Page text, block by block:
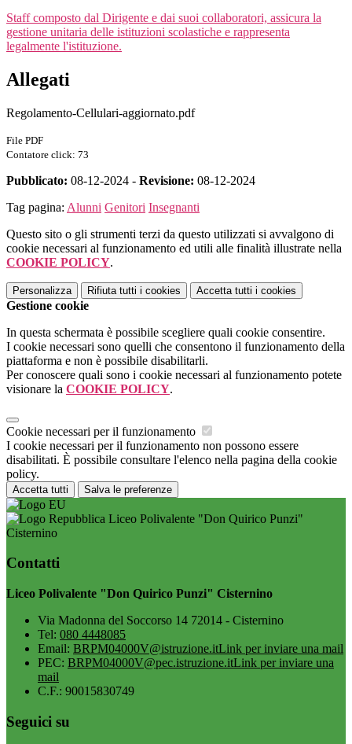
Staff composto dal Dirigente e dai suoi collaboratori, assicura la
gestione unitaria delle istituzioni scolastiche e rappresenta
legalmente l'istituzione.
Allegati
Regolamento-Cellulari-aggiornato.pdf
File PDF
Contatore click: 73
Pubblicato: 08-12-2024 - Revisione: 08-12-2024
Tag pagina: Alunni Genitori Insegnanti
Questo sito o gli strumenti terzi da questo utilizzati si avvalgono di
cookie necessari al funzionamento ed utili alle finalità illustrate nella
COOKIE POLICY.
Personalizza Rifiuta tutti i cookies Accetta tutti i cookies
Gestione cookie
In questa schermata è possibile scegliere quali cookie consentire.
I cookie necessari sono quelli che consentono il funzionamento della
piattaforma e non è possibile disabilitarli.
Per conoscere quali sono i cookie necessari al funzionamento potete
visionare la COOKIE POLICY.
Cookie necessari per il funzionamento
I cookie necessari per il funzionamento non possono essere
disabilitati. È possibile consultare l'elenco nella pagina della cookie
policy.
Accetta tutti Salva le preferenze
Liceo Polivalente "Don Quirico Punzi"
Cisternino
Contatti
Liceo Polivalente "Don Quirico Punzi" Cisternino
Via Madonna del Soccorso 14 72014 - Cisternino
Tel: 080 4448085
Email: BRPM04000V@istruzione.itLink per inviare una mail
PEC: BRPM04000V@pec.istruzione.itLink per inviare una
mail
C.F.: 90015830749
Seguici su